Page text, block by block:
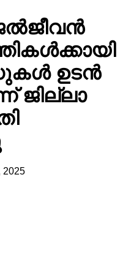
ഉടൻ
ജില്ലാ
2025